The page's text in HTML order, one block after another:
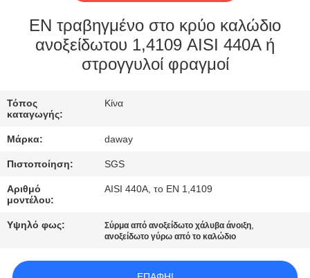
ΓΎΡΟΣ
ΕΡΓΟΣΤΑΣΊΩΝ
ΈΛΕΓΧΟΣ
ΜΑΣ
ΕΛΆΤΕ
ΣΕ
ΕΠΑΦΉ
EN τραβηγμένο στο κρύο καλώδιο
ανοξείδωτου 1,4109 AISI 440A ή
στρογγυλοί φραγμοί
Τόπος
καταγωγής:
Κίνα
Μάρκα: daway
Πιστοποίηση: SGS
Αριθμό
μοντέλου:
AISI 440A, το EN 1,4109
Υψηλό φως: Σύρμα από ανοξείδωτο χάλυβα άνοιξη,
ανοξείδωτο γύρω από το καλώδιο